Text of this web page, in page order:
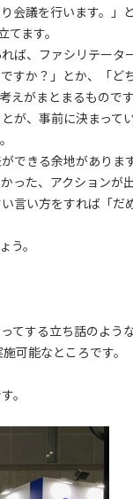
議を行います。」と
ます。
、ファシリテータ
か？」とか、「ど
がまとまるものです
、事前に決まって
できる余地があります
た、アクションが
い方をすれば「だ
う。
する立ち話のよう
可能なところです。
。